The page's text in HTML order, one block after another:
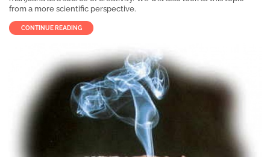
from a more scientific perspective.
CONTINUE READING